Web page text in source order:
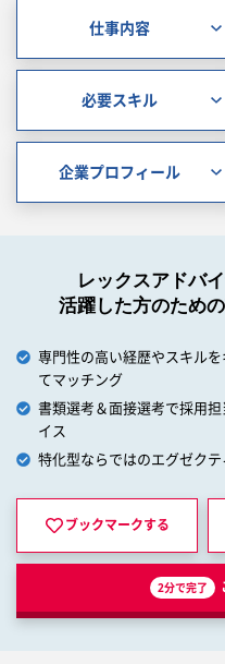
仕事内容
必要スキル
企業プロフィール
レックスアドバ
活躍した方のため
専門性の高い経歴やスキル
てマッチング
書類選考＆面接選考で採用
イス
特化型ならではのエグゼク
ブックマークする
2分で完了